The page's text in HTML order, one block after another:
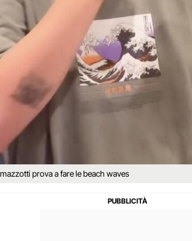
prova a fare le beach waves